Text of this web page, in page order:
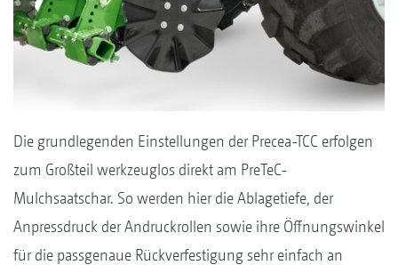
Die grundlegenden Einstellungen der Precea-TCC erfolgen
zum Großteil werkzeuglos direkt am PreTeC-
Mulchsaatschar. So werden hier die Ablagetiefe, der
Anpressdruck der Andruckrollen sowie ihre Öffnungswinkel
für die passgenaue Rückverfestigung sehr einfach an